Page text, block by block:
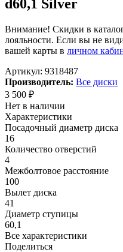
d60,1 Silver
Внимание! Скидки в
лояльности. Если вы не
вашей карты в личном
Артикул: 9318487
Производитель: Все диски
3 500 ₽
Нет в наличии
Характеристики
Посадочный диаметр диска
16
Количество отверстий
4
Межболтовое расстояние
100
Вылет диска
41
Диаметр ступицы
60,1
Все характеристики
Поделиться